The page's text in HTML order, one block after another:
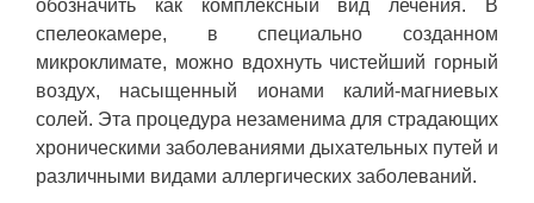
обозначить как комплексный вид лечения. В
спелеокамере, в специально созданном
микроклимате, можно вдохнуть чистейший горный
воздух, насыщенный ионами калий-магниевых
солей. Эта процедура незаменима для страдающих
хроническими заболеваниями дыхательных путей и
различными видами аллергических заболеваний.